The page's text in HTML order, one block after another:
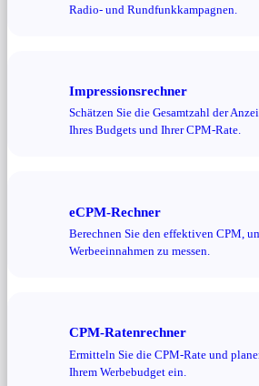
Radio- und Rundfunkkampagnen.
Impressionsrechner
Schätzen Sie die Gesamtzahl der
Ihres Budgets und Ihrer CPM-Rate.
eCPM-Rechner
Berechnen Sie den effektiven CPM,
Werbeeinnahmen zu messen.
CPM-Ratenrechner
Ermitteln Sie die CPM-Rate und
Ihrem Werbebudget ein.